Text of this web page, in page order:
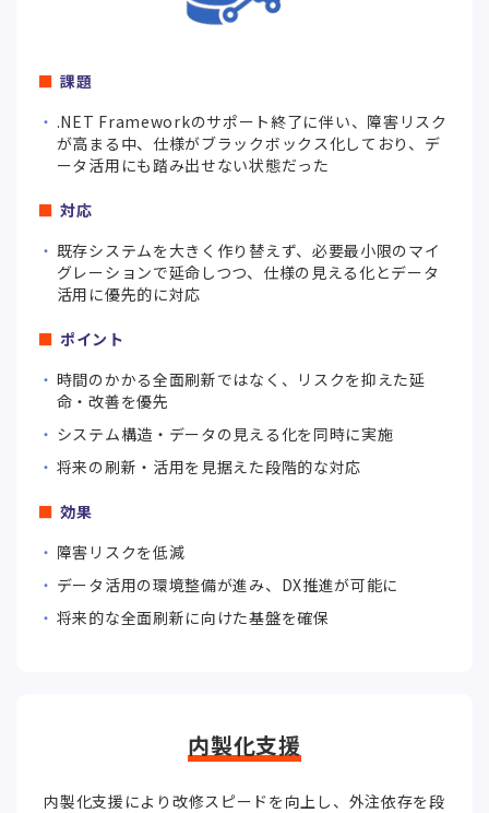
課題
.NET Frameworkのサポート終了に伴い、障害リスク
が高まる中、仕様がブラックボックス化しており、デ
ータ活用にも踏み出せない状態だった
対応
既存システムを大きく作り替えず、必要最小限のマイ
グレーションで延命しつつ、仕様の見える化とデータ
活用に優先的に対応
ポイント
時間のかかる全面刷新ではなく、リスクを抑えた延
命・改善を優先
システム構造・データの見える化を同時に実施
将来の刷新・活用を見据えた段階的な対応
効果
障害リスクを低減
データ活用の環境整備が進み、DX推進が可能に
将来的な全面刷新に向けた基盤を確保
内製化支援
内製化支援により改修スピードを向上し、外注依存を段